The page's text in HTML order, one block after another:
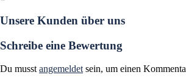
Unsere Kunden über uns
Schreibe eine Bewertung
Du musstangemeldetsein, um einen